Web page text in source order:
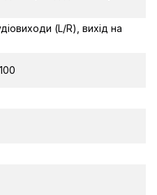
(L/R), вихід на